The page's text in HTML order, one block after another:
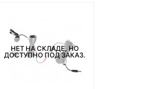
НЕТ НА СКЛАДЕ, НО
ДОСТУПНО ПОД ЗАКАЗ.